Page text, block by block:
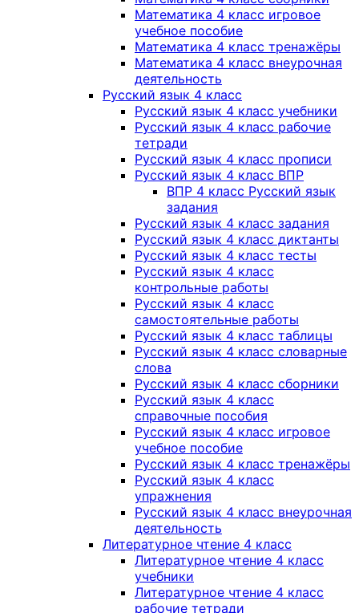
Математика 4 класс игровое
учебное пособие
Математика 4 класс тренажёры
Математика 4 класс внеурочная
деятельность
Русский язык 4 класс
Русский язык 4 класс учебники
Русский язык 4 класс рабочие
тетради
Русский язык 4 класс прописи
Русский язык 4 класс ВПР
ВПР 4 класс Русский язык
задания
Русский язык 4 класс задания
Русский язык 4 класс диктанты
Русский язык 4 класс тесты
Русский язык 4 класс
контрольные работы
Русский язык 4 класс
самостоятельные работы
Русский язык 4 класс таблицы
Русский язык 4 класс словарные
слова
Русский язык 4 класс сборники
Русский язык 4 класс
справочные пособия
Русский язык 4 класс игровое
учебное пособие
Русский язык 4 класс тренажёры
Русский язык 4 класс
упражнения
Русский язык 4 класс внеурочная
деятельность
Литературное чтение 4 класс
Литературное чтение 4 класс
учебники
Литературное чтение 4 класс
рабочие тетради